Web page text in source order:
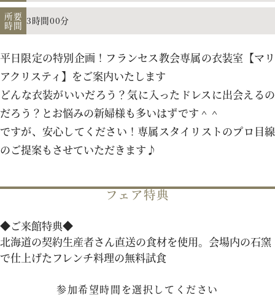
お電話でのご予約・お問い合わせ
TEL.011-633-1111
平日 11:00-19:00、土日祝 10:00-19:00
プロポーズご検討の方はこちら
パティスリーご利用の方はこちら
来店予約 オンライン相談
資料請求 お問い合わせ
所要
時間 3時間00分
平日限定の特別企画！フランセス教会専属の衣装室【マリ
アクリスティ】をご案内いたします
どんな衣装がいいだろう？気に入ったドレスに出会えるの
だろう？とお悩みの新婦様も多いはずです＾＾
ですが、安心してください！専属スタイリストのプロ目線
のご提案もさせていただきます♪
フェア特典
◆ご来館特典◆
北海道の契約生産者さん直送の食材を使用。会場内の石窯
で仕上げたフレンチ料理の無料試食
参加希望時間を選択してください